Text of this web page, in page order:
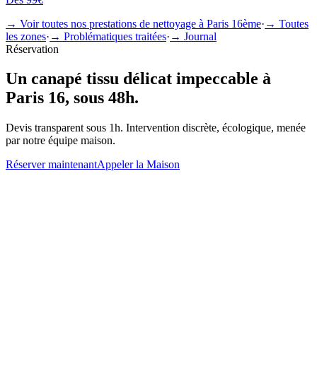
→ Voir toutes nos prestations de nettoyage à Paris 16ème· → Toutes
les zones· → Problématiques traitées· → Journal
Réservation
Un canapé tissu délicat impeccable à
Paris 16, sous 48h.
Devis transparent sous 1h. Intervention discrète, écologique, menée
par notre équipe maison.
Réserver maintenantAppeler la Maison